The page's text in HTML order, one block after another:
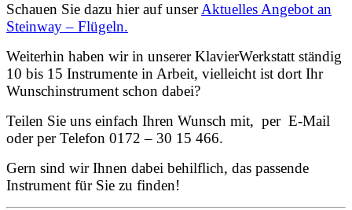
Schauen Sie dazu hier auf unserAktuelles Angebot an
Steinway – Flügeln.
Weiterhin haben wir in unserer KlavierWerkstatt ständig
10 bis 15 Instrumente in Arbeit, vielleicht ist dort Ihr
Wunschinstrument schon dabei?
Teilen Sie uns einfach Ihren Wunsch mit, per E-Mail
oder per Telefon 0172 – 30 15 466.
Gern sind wir Ihnen dabei behilflich, das passende
Instrument für Sie zu finden!